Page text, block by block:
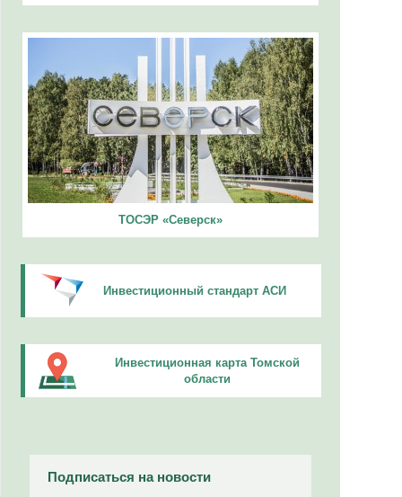
ТОСЭР «Северск»
Инвестиционный стандарт АСИ
Инвестиционная карта Томской
области
Подписаться на новости